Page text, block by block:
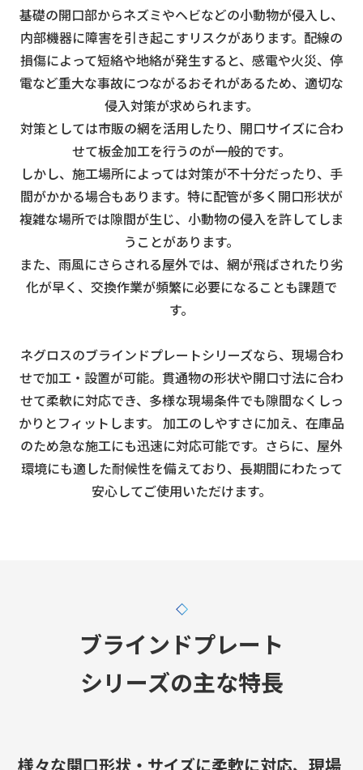
基礎の開口部からネズミやヘビなどの小動物が侵入し、
内部機器に障害を引き起こすリスクがあります。 配線の
損傷によって短絡や地絡が発生すると、感電や火災、停
電など重大な事故につながるおそれがあるため、適切な
侵入対策が求められます。
対策としては市販の網を活用したり、開口サイズに合わ
せて板金加工を行うのが一般的です。
しかし、施工場所によっては対策が不十分だったり、手
間がかかる場合もあります。 特に配管が多く開口形状が
複雑な場所では隙間が生じ、小動物の侵入を許してしま
うことがあります。
また、雨風にさらされる屋外では、網が飛ばされたり劣
化が早く、交換作業が頻繁に必要になることも課題で
す。
ネグロスのブラインドプレートシリーズなら、現場合わ
せで加工・設置が可能。 貫通物の形状や開口寸法に合わ
せて柔軟に対応でき、多様な現場条件でも隙間なくしっ
かりとフィットします。 加工のしやすさに加え、在庫品
のため急な施工にも迅速に対応可能です。 さらに、屋外
環境にも適した耐候性を備えており、長期間にわたって
安心してご使用いただけます。
ブラインドプレート
シリーズの主な特長
様々な開口形状・サイズに柔軟に対応、現場